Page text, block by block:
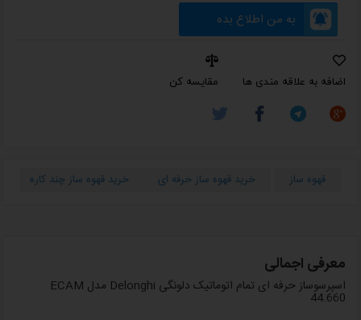
به من اطلاع بده
اضافه به علاقه مندی ها مقایسه کن
قهوه ساز خرید قهوه ساز حرفه ای خرید قهوه ساز چند کاره
معرفی اجمالی
اسپرسوساز حرفه ای تمام اتوماتیک دلونگی Delonghi مدل ECAM
44.660